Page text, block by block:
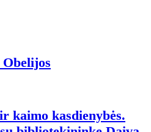
kaimo kasdienybės.